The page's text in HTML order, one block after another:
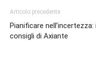
Articolo precedente
Pianificare nell’incertezza:
consigli di Axiante